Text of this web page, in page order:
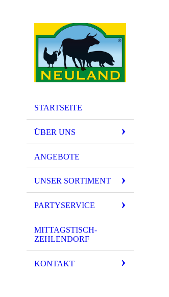
STARTSEITE
ÜBER UNS
ANGEBOTE
UNSER SORTIMENT
PARTYSERVICE
MITTAGSTISCH-
ZEHLENDORF
KONTAKT